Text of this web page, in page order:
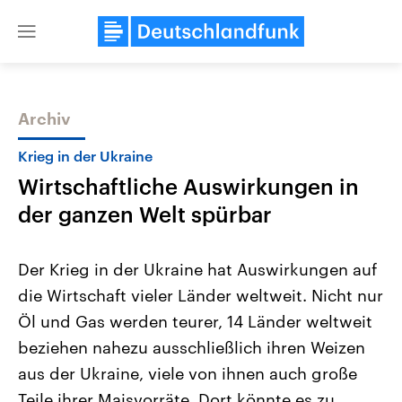
Close
Themen
Landtagswahl Sachsen-Anhalt
2026
Alle Informationen
Sachsen-Anhalt wählt am 6.
September 2026 einen neuen
Landtag. Seit 2021 wird das
Bundesland von einer Koalition aus
USA
Aktuelle Beiträge,
Hintergründe
Wirtschaftlich und
gehören die Vereinigten
den mächtigsten Ländern
mit großem Einfluss auf
Archiv
Krieg in der Ukraine
Wirtschaftliche Auswirkungen in
der ganzen Welt spürbar
Der Krieg in der Ukraine hat Auswirkungen auf
die Wirtschaft vieler Länder weltweit. Nicht nur
Öl und Gas werden teurer, 14 Länder weltweit
beziehen nahezu ausschließlich ihren Weizen
aus der Ukraine, viele von ihnen auch große